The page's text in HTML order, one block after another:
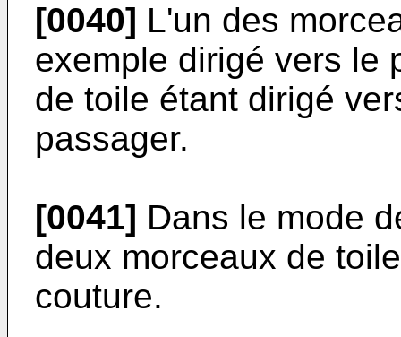
[0040] L'un des
exemple dirigé vers le
de toile étant dirigé
passager.
[0041] Dans le mode
deux morceaux de
couture.